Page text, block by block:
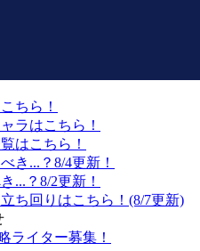
ちら！
ラはこちら！
はこちら！
き...？8/4更新！
...？8/2更新！
ち回りはこちら！(8/7更新)
ライター募集！